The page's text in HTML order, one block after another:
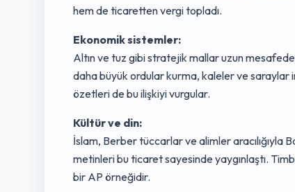
hem de ticaretten vergi topladı.
Ekonomik sistemler:
Altın ve tuz gibi stratejik mallar uzun
daha büyük ordular kurma, kaleler ve saraylar
özetleri de bu ilişkiyi vurgular.
Kültür ve din:
İslam, Berber tüccarlar ve alimler aracılığıyla
metinleri bu ticaret sayesinde yaygınlaştı.
bir AP örneğidir.